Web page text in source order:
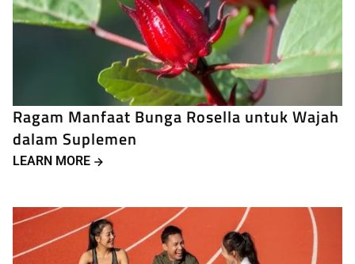
Ragam Manfaat Bunga Rosella untuk Wajah
dalam Suplemen
LEARN MORE